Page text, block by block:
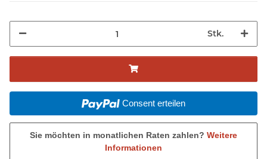
Stk.
Consent erteilen
Sie möchten in monatlichen Raten zahlen? Weitere
Informationen